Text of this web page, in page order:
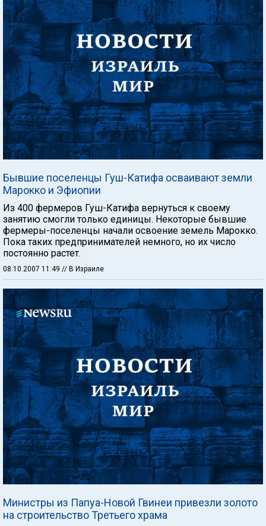
Бывшие поселенцы Гуш-Катифа осваивают земли
Марокко и Эфиопии
Из 400 фермеров Гуш-Катифа вернуться к своему
занятию смогли только единицы. Некоторые бывшие
фермеры-поселенцы начали освоение земель Марокко.
Пока таких предпринимателей немного, но их число
постоянно растет.
08.10.2007 11:49 // В Израиле
Министры из Папуа-Новой Гвинеи привезли золото
на строительство Третьего храма